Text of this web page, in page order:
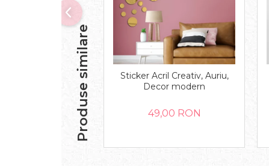
Produse similare
Sticker Acril Creativ, Auriu,
Decor modern
49,00 RON